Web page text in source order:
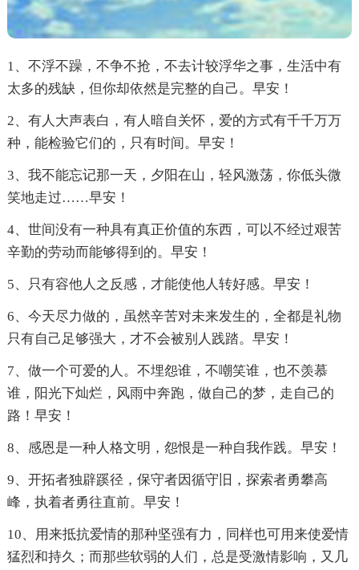
1、不浮不躁，不争不抢，不去计较浮华之事，生活中有
太多的残缺，但你却依然是完整的自己。早安！
2、有人大声表白，有人暗自关怀，爱的方式有千千万万
种，能检验它们的，只有时间。早安！
3、我不能忘记那一天，夕阳在山，轻风激荡，你低头微
笑地走过……早安！
4、世间没有一种具有真正价值的东西，可以不经过艰苦
辛勤的劳动而能够得到的。早安！
5、只有容他人之反感，才能使他人转好感。早安！
6、今天尽力做的，虽然辛苦对未来发生的，全都是礼物
只有自己足够强大，才不会被别人践踏。早安！
7、做一个可爱的人。不埋怨谁，不嘲笑谁，也不羡慕
谁，阳光下灿烂，风雨中奔跑，做自己的梦，走自己的
路！早安！
8、感恩是一种人格文明，怨恨是一种自我作践。早安！
9、开拓者独辟蹊径，保守者因循守旧，探索者勇攀高
峰，执着者勇往直前。早安！
10、用来抵抗爱情的那种坚强有力，同样也可用来使爱情
猛烈和持久；而那些软弱的人们，总是受激情影响，又几